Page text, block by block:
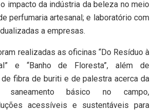
impacto da indústria da beleza no meio
perfumaria artesanal; e laboratório com
a empresas.
realizadas as oficinas “Do Resíduo à
e “Banho de Floresta”, além de
fibra de buriti e de palestra acerca da
saneamento básico no campo,
acessíveis e sustentáveis para